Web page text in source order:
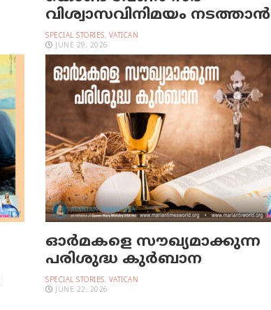
വിശ്വാസവിനിമയം നടത്താൻ
SPECIAL STORIES, VATICAN
JUNE 29, 2026
ഓര്‍മകളെ സൗഖ്യമാക്കുന്ന
പരിശുദ്ധ കുര്‍ബാന
SPECIAL STORIES, VATICAN
JUNE 22, 2026